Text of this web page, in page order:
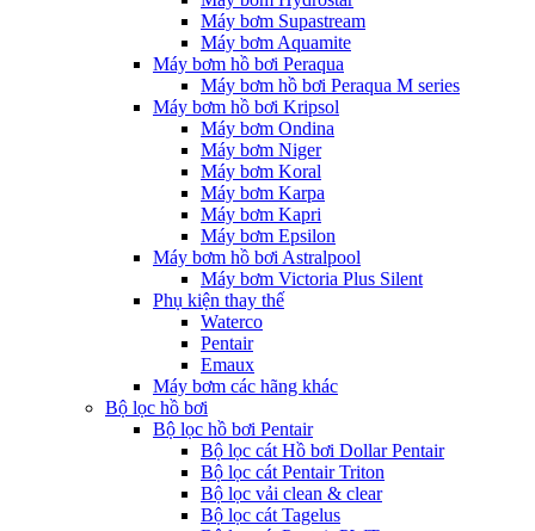
Máy bơm Supastream
Máy bơm Aquamite
Máy bơm hồ bơi Peraqua
Máy bơm hồ bơi Peraqua M series
Máy bơm hồ bơi Kripsol
Máy bơm Ondina
Máy bơm Niger
Máy bơm Koral
Máy bơm Karpa
Máy bơm Kapri
Máy bơm Epsilon
Máy bơm hồ bơi Astralpool
Máy bơm Victoria Plus Silent
Phụ kiện thay thế
Waterco
Pentair
Emaux
Máy bơm các hãng khác
Bộ lọc hồ bơi
Bộ lọc hồ bơi Pentair
Bộ lọc cát Hồ bơi Dollar Pentair
Bộ lọc cát Pentair Triton
Bộ lọc vải clean & clear
Bộ lọc cát Tagelus